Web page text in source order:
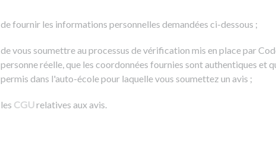
de fournir les informations personnelles demandées ci-dessous ;
de vous soumettre au processus de vérification mis en place par
personne réelle, que les coordonnées fournies sont authentiques et
permis dans l'auto-école pour laquelle vous soumettez un avis ;
les CGUrelatives aux avis.